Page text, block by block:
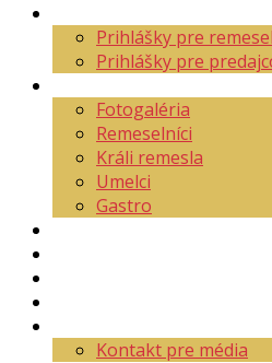
Prihlášky pre
Prihlášky pre
Fotogaléria
Remeselníci
Králi remesla
Umelci
Gastro
Kontakt pre média